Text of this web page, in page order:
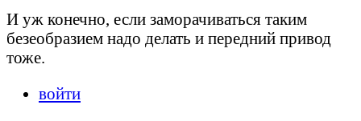
И уж конечно, если заморачиваться таким
безеобразием надо делать и передний привод
тоже.
войти